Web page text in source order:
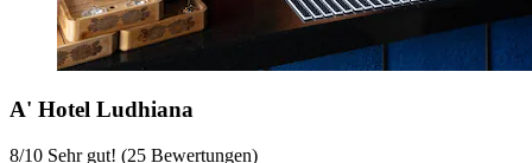
A' Hotel Ludhiana
8/10 Sehr gut! (25 Bewertungen)